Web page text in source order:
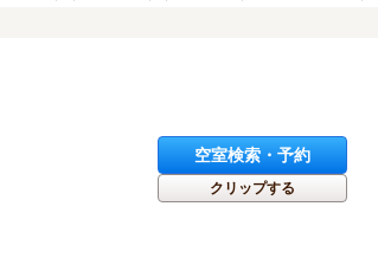
空室検索・予約
クリップする